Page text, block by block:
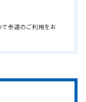
歩道のご利用をお